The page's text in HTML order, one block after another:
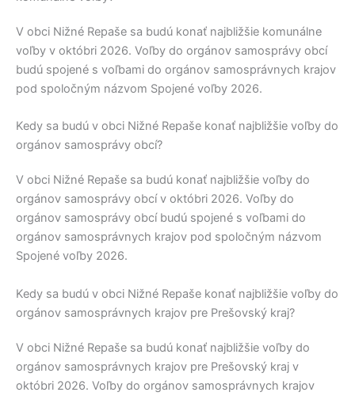
V obci Nižné Repaše sa budú konať najbližšie komunálne
voľby v októbri 2026. Voľby do orgánov samosprávy obcí
budú spojené s voľbami do orgánov samosprávnych krajov
pod spoločným názvom Spojené voľby 2026.
Kedy sa budú v obci Nižné Repaše konať najbližšie voľby do
orgánov samosprávy obcí?
V obci Nižné Repaše sa budú konať najbližšie voľby do
orgánov samosprávy obcí v októbri 2026. Voľby do
orgánov samosprávy obcí budú spojené s voľbami do
orgánov samosprávnych krajov pod spoločným názvom
Spojené voľby 2026.
Kedy sa budú v obci Nižné Repaše konať najbližšie voľby do
orgánov samosprávnych krajov pre Prešovský kraj?
V obci Nižné Repaše sa budú konať najbližšie voľby do
orgánov samosprávnych krajov pre Prešovský kraj v
októbri 2026. Voľby do orgánov samosprávnych krajov